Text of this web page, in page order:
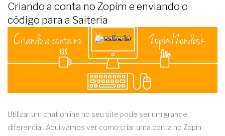
Criando a conta no Zopim e enviando o
código para a Saiteria
Utilizar um chat online no seu site pode ser um grande
diferencial. Aqui vamos ver como criar uma conta no Zopin